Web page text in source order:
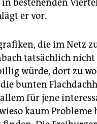
bestehenden
er vor.
die im Netz
tatsächlich nicht
würde, dort zu
bunten
für jene
kaum Probleme